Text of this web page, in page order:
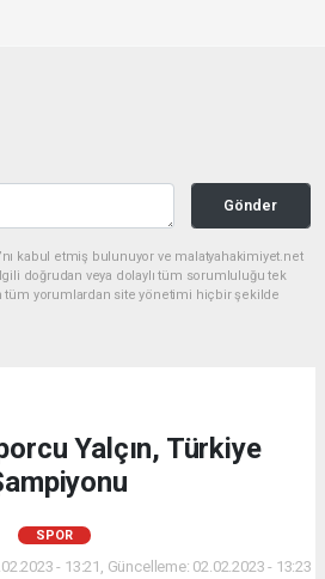
Gönder
kabul etmiş bulunuyor ve malatyahakimiyet.net
doğrudan veya dolaylı tüm sorumluluğu tek
tüm yorumlardan site yönetimi hiçbir şekilde
Yalçın, Türkiye
SPOR
- 13:21, Güncelleme: 02.02.2023 - 13:23